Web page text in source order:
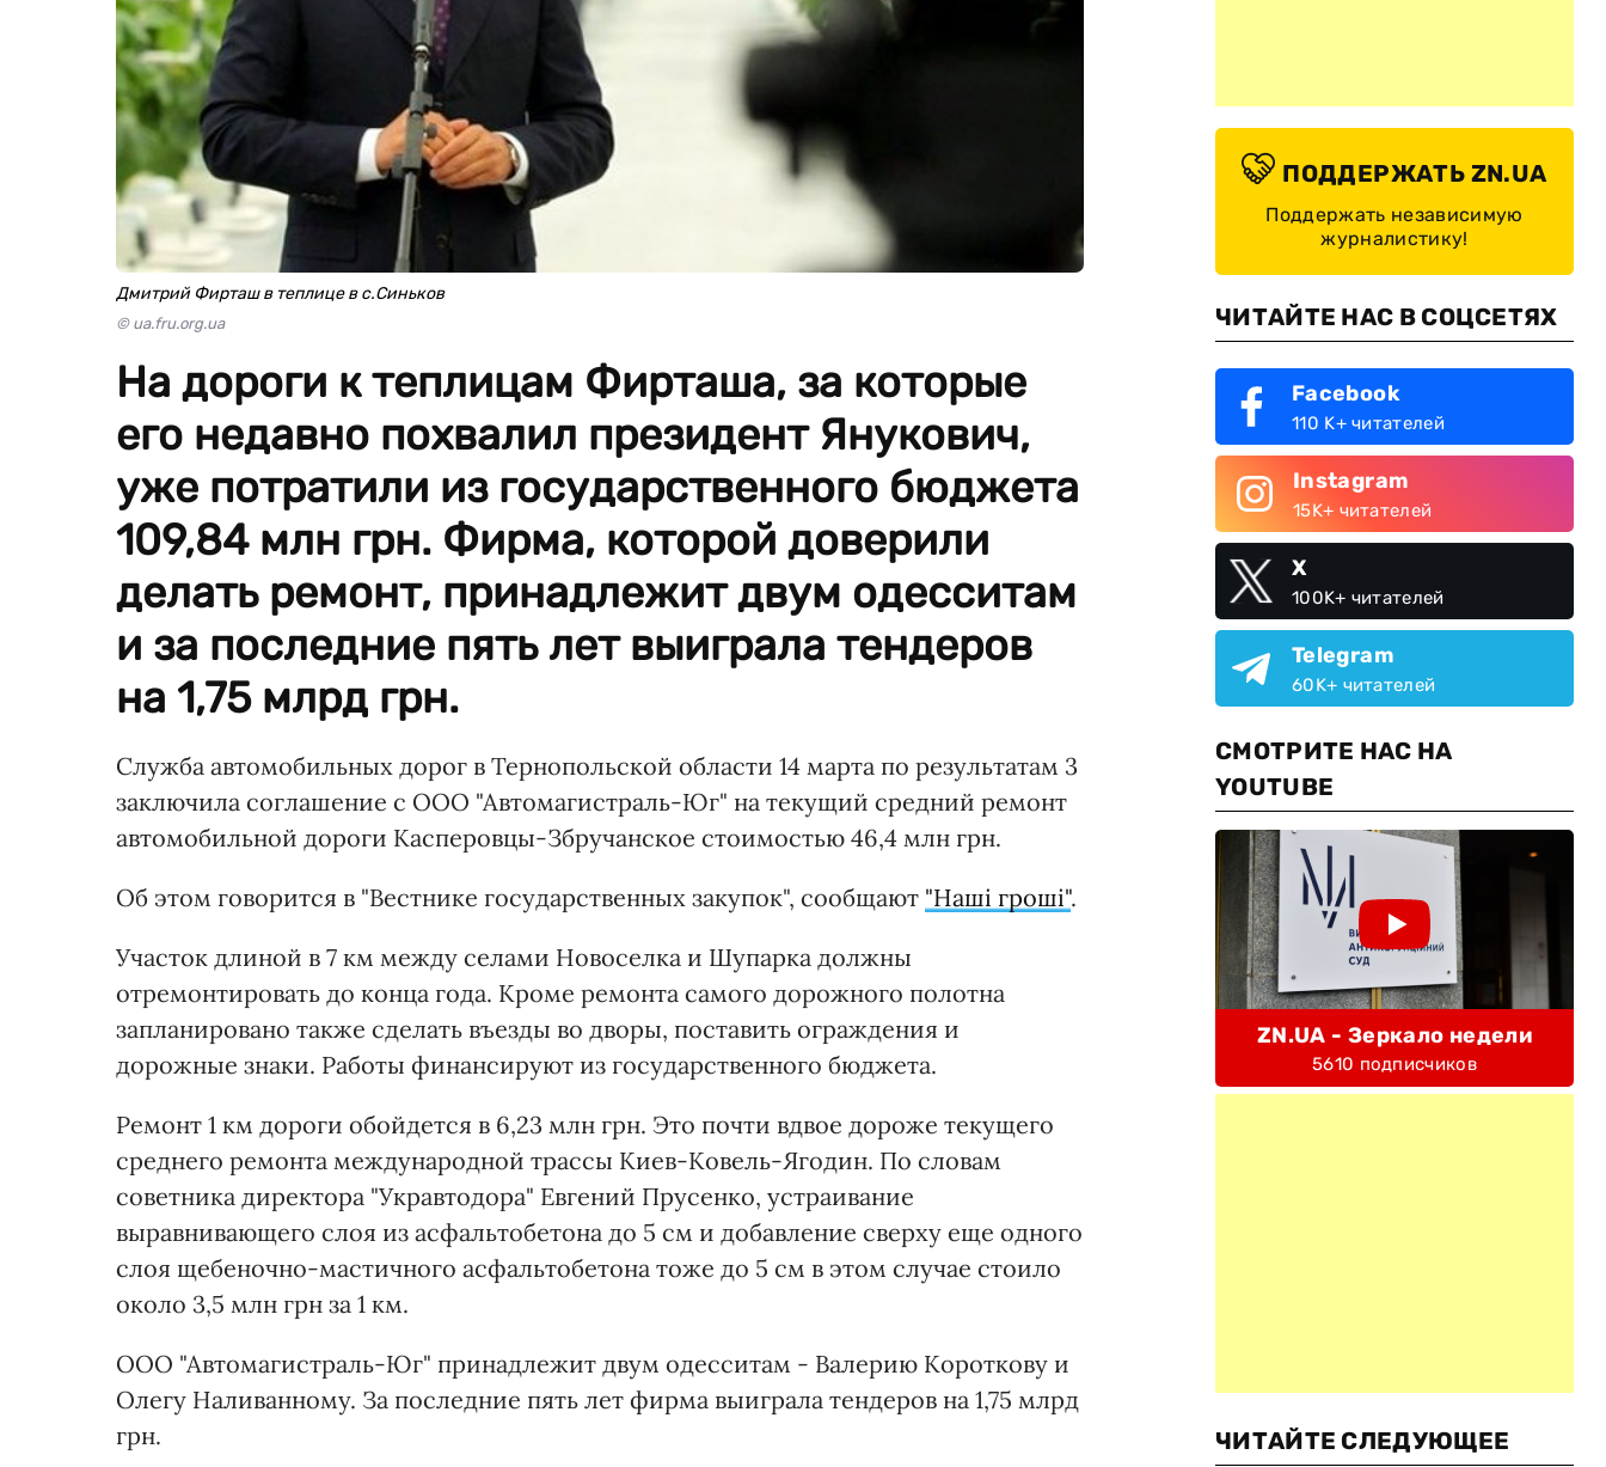
Дмитрий Фирташ в теплице в с.Синьков
© ua.fru.org.ua
На дороги к теплицам Фирташа, за которые
его недавно похвалил президент Янукович,
уже потратили из государственного бюджета
109,84 млн грн. Фирма, которой доверили
делать ремонт, принадлежит двум одесситам
и за последние пять лет выиграла тендеров
на 1,75 млрд грн.
Служба автомобильных дорог в Тернопольской области 14 марта по результатам 3
заключила соглашение с ООО "Автомагистраль-Юг" на текущий средний ремонт
автомобильной дороги Касперовцы-Збручанское стоимостью 46,4 млн грн.
Об этом говорится в "Вестнике государственных закупок", сообщают "Наші гроші".
Участок длиной в 7 км между селами Новоселка и Шупарка должны
отремонтировать до конца года. Кроме ремонта самого дорожного полотна
запланировано также сделать въезды во дворы, поставить ограждения и
дорожные знаки. Работы финансируют из государственного бюджета.
Ремонт 1 км дороги обойдется в 6,23 млн грн. Это почти вдвое дороже текущего
среднего ремонта международной трассы Киев-Ковель-Ягодин. По словам
советника директора "Укравтодора" Евгений Прусенко, устраивание
выравнивающего слоя из асфальтобетона до 5 см и добавление сверху еще одного
слоя щебеночно-мастичного асфальтобетона тоже до 5 см в этом случае стоило
около 3,5 млн грн за 1 км.
ООО "Автомагистраль-Юг" принадлежит двум одесситам - Валерию Короткову и
Олегу Наливанному. За последние пять лет фирма выиграла тендеров на 1,75 млрд
грн.
ПОДДЕРЖАТЬ ZN.UA
Поддержать независимую
журналистику!
ЧИТАЙТЕ НАС В СОЦСЕТЯХ
Facebook
110 K+ читателей
Instagram
15K+ читателей
X
100K+ читателей
Telegram
60K+ читателей
СМОТРИТЕ НАС НА
YOUTUBE
ZN.UA - Зеркало недели
5610 подписчиков
ЧИТАЙТЕ СЛЕДУЮЩЕЕ